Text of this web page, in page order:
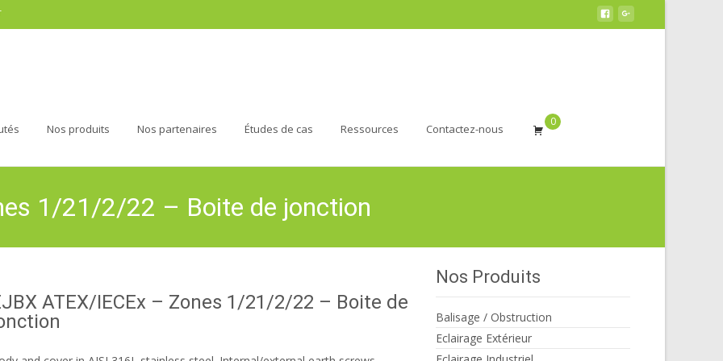
Nos produits Nos partenaires Études de cas Ressources Contactez-nous
0
1/21/2/22 – Boite de jonction
ATEX/IECEx – Zones 1/21/2/22 – Boite de
Nos Produits
Balisage / Obstruction
Eclairage Extérieur